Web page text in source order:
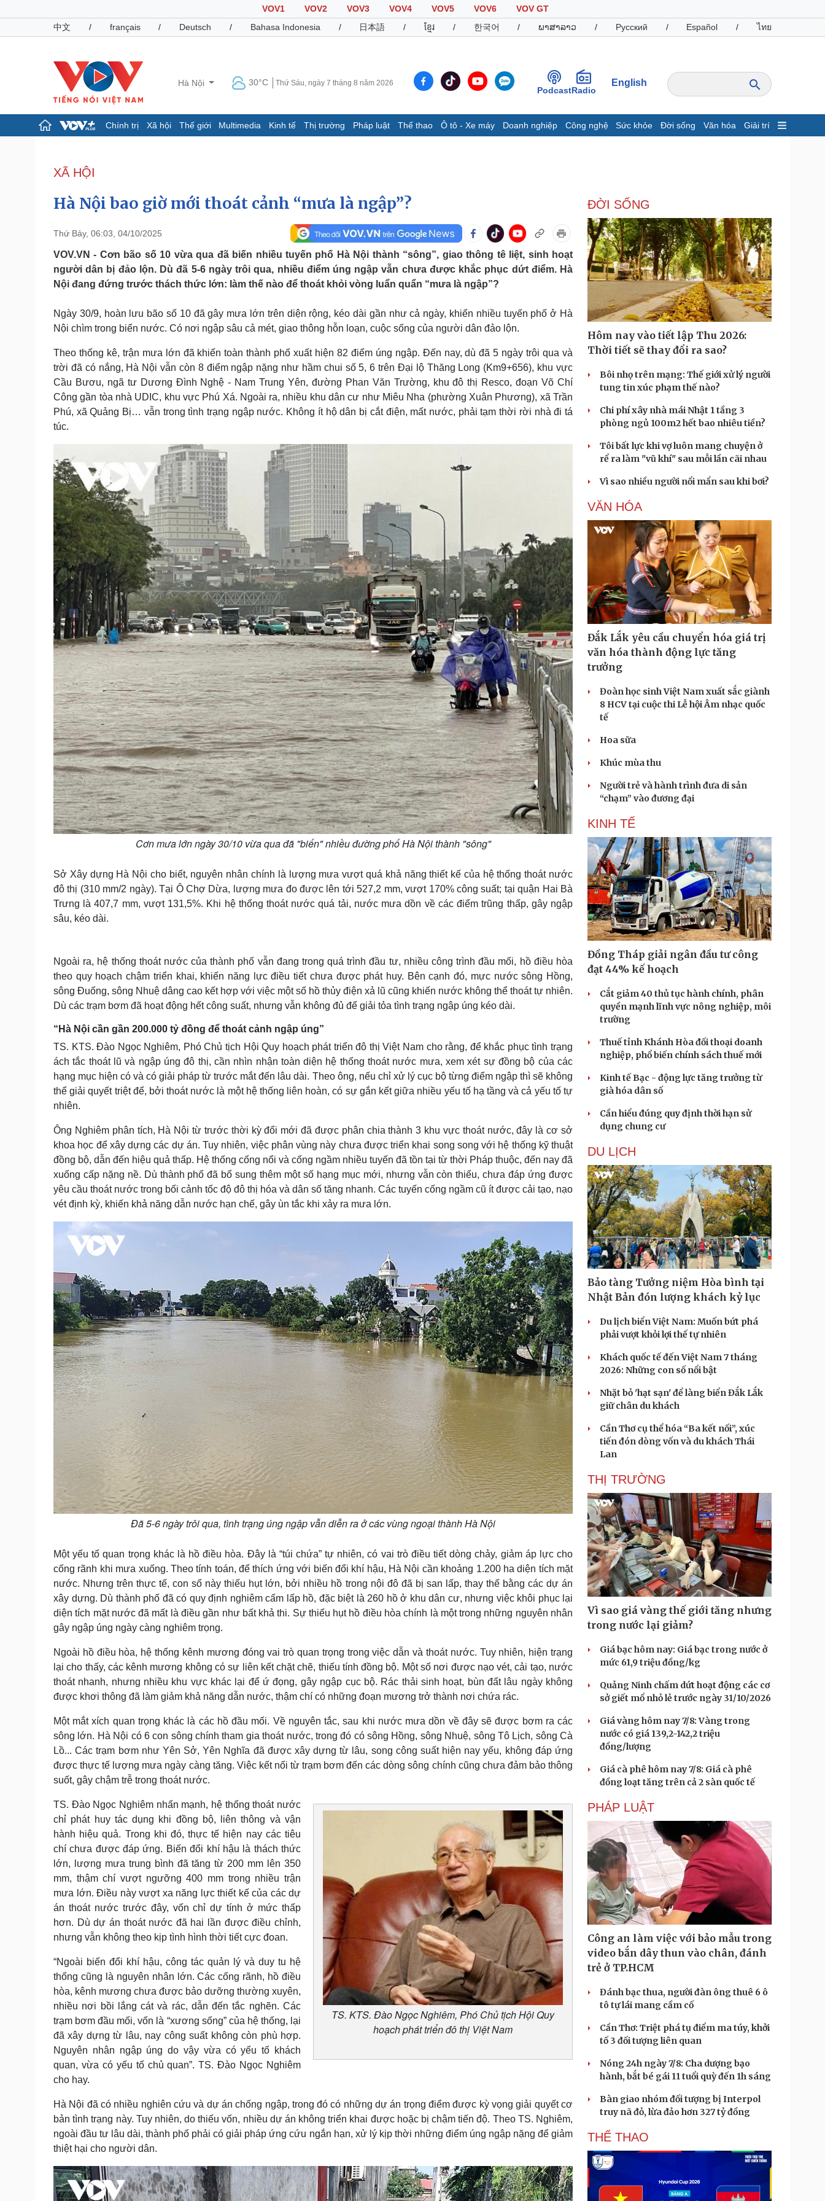
VOV1 VOV2 VOV3 VOV4 VOV5 VOV6
VOV GT
中文
/ français / Deutsch / Bahasa Indonesia / 日本語 / ខ្មែរ / 한국어 / ພາສາລາວ / Русский / Español / ไทย
Hà Nội 30°C Thứ Sáu, ngày 7 tháng 8 năm 2026
PodcastRadio
English
Chính trị Xã hội Thế giới Multimedia Kinh tế Thị trường Pháp luật Thể thao Ô tô - Xe máy Doanh nghiệp Công nghệ Sức khỏe Đời sống Văn hóa Giải trí
Đảng
Tổ chức nhân sự
Nhận diện sự thật
Dấu ấn VOV
Giá cà phê
Pháp luật
Vụ án
Tin nóng
Quân sự - Quốc phòng
Vũ khí
Việt Nam
Thể thao
Bóng đá
Lịch thi đấu bóng đá
eSports
Hậu trường
Ô tô - Xe máy
Ô tô
Xe máy
Doanh nghiệp
Thông tin doanh nghiệp
Doanh nghiệp 24h
Vì cộng đồng
Công nghệ
Sành điệu
Tin Công nghệ
Trải nghiệm
Chuyển đổi số
Dinh dưỡng - món ngon
Cây thuốc
Sản phụ khoa
Nhi khoa
Nam khoa
Làm đẹp - giảm cân
Nhà đẹp
Blog
Tình yêu - Gia đình
Sân khấu - Điện ảnh
Văn học
Âm nhạc
Di sản
Nghệ sĩ
Thời trang
Sao Việt
Tư vấn
Săn Tour
check-in
Podcast
Đọc truyện đêm khuya
Cửa sổ tình yêu
Hạt giống tâm hồn
Cải chính
XÃ HỘI
Hà Nội bao giờ mới thoát cảnh “mưa là ngập”?
Thứ Bảy, 06:03, 04/10/2025
VOV.VN - Cơn bão số 10 vừa qua đã biến nhiều tuyến phố Hà Nội thành “sông”, giao thông tê liệt, sinh hoạt
người dân bị đảo lộn. Dù đã 5-6 ngày trôi qua, nhiều điểm úng ngập vẫn chưa được khắc phục dứt điểm. Hà
Nội đang đứng trước thách thức lớn: làm thế nào để thoát khỏi vòng luẩn quẩn “mưa là ngập”?
Ngày 30/9, hoàn lưu bão số 10 đã gây mưa lớn trên diện rộng, kéo dài gần như cả ngày, khiến nhiều tuyến phố ở Hà
Nội chìm trong biển nước. Có nơi ngập sâu cả mét, giao thông hỗn loạn, cuộc sống của người dân đảo lộn.
Theo thống kê, trận mưa lớn đã khiến toàn thành phố xuất hiện 82 điểm úng ngập. Đến nay, dù đã 5 ngày trôi qua và
trời đã có nắng, Hà Nội vẫn còn 8 điểm ngập nặng như hầm chui số 5, 6 trên Đại lộ Thăng Long (Km9+656), khu vực
Cầu Bươu, ngã tư Dương Đình Nghệ - Nam Trung Yên, đường Phan Văn Trường, khu đô thị Resco, đoạn Võ Chí
Công gần tòa nhà UDIC, khu vực Phú Xá. Ngoài ra, nhiều khu dân cư như Miêu Nha (phường Xuân Phương), xã Trần
Phú, xã Quảng Bị… vẫn trong tình trạng ngập nước. Không ít hộ dân bị cắt điện, mất nước, phải tạm thời rời nhà đi tá
túc.
Cơn mưa lớn ngày 30/10 vừa qua đã "biến" nhiều đường phố Hà Nội thành "sông"
Sở Xây dựng Hà Nội cho biết, nguyên nhân chính là lượng mưa vượt quá khả năng thiết kế của hệ thống thoát nước
đô thị (310 mm/2 ngày). Tại Ô Chợ Dừa, lượng mưa đo được lên tới 527,2 mm, vượt 170% công suất; tại quận Hai Bà
Trưng là 407,7 mm, vượt 131,5%. Khi hệ thống thoát nước quá tải, nước mưa dồn về các điểm trũng thấp, gây ngập
sâu, kéo dài.
Ngoài ra, hệ thống thoát nước của thành phố vẫn đang trong quá trình đầu tư, nhiều công trình đầu mối, hồ điều hòa
theo quy hoạch chậm triển khai, khiến năng lực điều tiết chưa được phát huy. Bên cạnh đó, mực nước sông Hồng,
sông Đuống, sông Nhuệ dâng cao kết hợp với việc một số hồ thủy điện xả lũ cũng khiến nước không thể thoát tự nhiên.
Dù các trạm bơm đã hoạt động hết công suất, nhưng vẫn không đủ để giải tỏa tình trạng ngập úng kéo dài.
“Hà Nội cần gần 200.000 tỷ đồng để thoát cảnh ngập úng”
TS. KTS. Đào Ngọc Nghiêm, Phó Chủ tịch Hội Quy hoạch phát triển đô thị Việt Nam cho rằng, để khắc phục tình trạng
ách tắc thoát lũ và ngập úng đô thị, cần nhìn nhận toàn diện hệ thống thoát nước mưa, xem xét sự đồng bộ của các
hạng mục hiện có và có giải pháp từ trước mắt đến lâu dài. Theo ông, nếu chỉ xử lý cục bộ từng điểm ngập thì sẽ không
thể giải quyết triệt để, bởi thoát nước là một hệ thống liên hoàn, có sự gắn kết giữa nhiều yếu tố hạ tầng và cả yếu tố tự
nhiên.
Ông Nghiêm phân tích, Hà Nội từ trước thời kỳ đổi mới đã được phân chia thành 3 khu vực thoát nước, đây là cơ sở
khoa học để xây dựng các dự án. Tuy nhiên, việc phân vùng này chưa được triển khai song song với hệ thống kỹ thuật
đồng bộ, dẫn đến hiệu quả thấp. Hệ thống cống nổi và cống ngầm nhiều tuyến đã tồn tại từ thời Pháp thuộc, đến nay đã
xuống cấp nặng nề. Dù thành phố đã bổ sung thêm một số hạng mục mới, nhưng vẫn còn thiếu, chưa đáp ứng được
yêu cầu thoát nước trong bối cảnh tốc độ đô thị hóa và dân số tăng nhanh. Các tuyến cống ngầm cũ ít được cải tạo, nạo
vét định kỳ, khiến khả năng dẫn nước hạn chế, gây ùn tắc khi xảy ra mưa lớn.
Đã 5-6 ngày trôi qua, tình trạng úng ngập vẫn diễn ra ở các vùng ngoại thành Hà Nội
Một yếu tố quan trọng khác là hồ điều hòa. Đây là “túi chứa” tự nhiên, có vai trò điều tiết dòng chảy, giảm áp lực cho
cống rãnh khi mưa xuống. Theo tính toán, để thích ứng với biến đổi khí hậu, Hà Nội cần khoảng 1.200 ha diện tích mặt
nước. Nhưng trên thực tế, con số này thiếu hụt lớn, bởi nhiều hồ trong nội đô đã bị san lấp, thay thế bằng các dự án
xây dựng. Dù thành phố đã có quy định nghiêm cấm lấp hồ, đặc biệt là 260 hồ ở khu dân cư, nhưng việc khôi phục lại
diện tích mặt nước đã mất là điều gần như bất khả thi. Sự thiếu hụt hồ điều hòa chính là một trong những nguyên nhân
gây ngập úng ngày càng nghiêm trọng.
Ngoài hồ điều hòa, hệ thống kênh mương đóng vai trò quan trọng trong việc dẫn và thoát nước. Tuy nhiên, hiện trạng
lại cho thấy, các kênh mương không có sự liên kết chặt chẽ, thiếu tính đồng bộ. Một số nơi được nạo vét, cải tạo, nước
thoát nhanh, nhưng nhiều khu vực khác lại để ứ đọng, gây ngập cục bộ. Rác thải sinh hoạt, bùn đất lâu ngày không
được khơi thông đã làm giảm khả năng dẫn nước, thậm chí có những đoạn mương trở thành nơi chứa rác.
Một mắt xích quan trọng khác là các hồ đầu mối. Về nguyên tắc, sau khi nước mưa dồn về đây sẽ được bơm ra các
sông lớn. Hà Nội có 6 con sông chính tham gia thoát nước, trong đó có sông Hồng, sông Nhuệ, sông Tô Lịch, sông Cà
Lồ... Các trạm bơm như Yên Sở, Yên Nghĩa đã được xây dựng từ lâu, song công suất hiện nay yếu, không đáp ứng
được thực tế lượng mưa ngày càng tăng. Việc kết nối từ trạm bơm đến các dòng sông chính cũng chưa đảm bảo thông
suốt, gây chậm trễ trong thoát nước.
TS. KTS. Đào Ngọc Nghiêm, Phó Chủ tịch Hội Quy
hoạch phát triển đô thị Việt Nam
TS. Đào Ngọc Nghiêm nhấn mạnh, hệ thống thoát nước
chỉ phát huy tác dụng khi đồng bộ, liên thông và vận
hành hiệu quả. Trong khi đó, thực tế hiện nay các tiêu
chí chưa được đáp ứng. Biến đổi khí hậu là thách thức
lớn, lượng mưa trung bình đã tăng từ 200 mm lên 350
mm, thậm chí vượt ngưỡng 400 mm trong nhiều trận
mưa lớn. Điều này vượt xa năng lực thiết kế của các dự
án thoát nước trước đây, vốn chỉ dự tính ở mức thấp
hơn. Dù dự án thoát nước đã hai lần được điều chỉnh,
nhưng vẫn không theo kịp tình hình thời tiết cực đoan.
“Ngoài biến đổi khí hậu, công tác quản lý và duy tu hệ
thống cũng là nguyên nhân lớn. Các cống rãnh, hồ điều
hòa, kênh mương chưa được bảo dưỡng thường xuyên,
nhiều nơi bồi lắng cát và rác, dẫn đến tắc nghẽn. Các
trạm bơm đầu mối, vốn là “xương sống” của hệ thống, lại
đã xây dựng từ lâu, nay công suất không còn phù hợp.
Nguyên nhân ngập úng do vậy vừa có yếu tố khách
quan, vừa có yếu tố chủ quan”. TS. Đào Ngọc Nghiêm
cho hay.
Hà Nội đã có nhiều nghiên cứu và dự án chống ngập, trong đó có những dự án trọng điểm được kỳ vọng giải quyết cơ
bản tình trạng này. Tuy nhiên, do thiếu vốn, nhiều dự án không triển khai được hoặc bị chậm tiến độ. Theo TS. Nghiêm,
ngoài đầu tư lâu dài, thành phố phải có giải pháp ứng cứu ngắn hạn, xử lý kịp thời những điểm úng ngập nặng để giảm
thiệt hại cho người dân.
ĐỜI SỐNG
Hôm nay vào tiết lập Thu 2026:
Thời tiết sẽ thay đổi ra sao?
Bôi nhọ trên mạng: Thế giới xử lý người
tung tin xúc phạm thế nào?
Chi phí xây nhà mái Nhật 1 tầng 3
phòng ngủ 100m2 hết bao nhiêu tiền?
Tôi bất lực khi vợ luôn mang chuyện ở
rể ra làm "vũ khí" sau mỗi lần cãi nhau
Vì sao nhiều người nổi mẩn sau khi bơi?
VĂN HÓA
Đắk Lắk yêu cầu chuyển hóa giá trị
văn hóa thành động lực tăng
trưởng
Đoàn học sinh Việt Nam xuất sắc giành
8 HCV tại cuộc thi Lễ hội Âm nhạc quốc
tế
Hoa sữa
Khúc mùa thu
Người trẻ và hành trình đưa di sản
“chạm” vào đương đại
KINH TẾ
Đồng Tháp giải ngân đầu tư công
đạt 44% kế hoạch
Cắt giảm 40 thủ tục hành chính, phân
quyền mạnh lĩnh vực nông nghiệp, môi
trường
Thuế tỉnh Khánh Hòa đối thoại doanh
nghiệp, phổ biến chính sách thuế mới
Kinh tế Bạc - động lực tăng trưởng từ
già hóa dân số
Cần hiểu đúng quy định thời hạn sử
dụng chung cư
DU LỊCH
Bảo tàng Tưởng niệm Hòa bình tại
Nhật Bản đón lượng khách kỷ lục
Du lịch biển Việt Nam: Muốn bứt phá
phải vượt khỏi lợi thế tự nhiên
Khách quốc tế đến Việt Nam 7 tháng
2026: Những con số nổi bật
Nhặt bỏ 'hạt sạn' để làng biển Đắk Lắk
giữ chân du khách
Cần Thơ cụ thể hóa “Ba kết nối”, xúc
tiến đón dòng vốn và du khách Thái
Lan
THỊ TRƯỜNG
Vì sao giá vàng thế giới tăng nhưng
trong nước lại giảm?
Giá bạc hôm nay: Giá bạc trong nước ở
mức 61,9 triệu đồng/kg
Quảng Ninh chấm dứt hoạt động các cơ
sở giết mổ nhỏ lẻ trước ngày 31/10/2026
Giá vàng hôm nay 7/8: Vàng trong
nước có giá 139,2-142,2 triệu
đồng/lượng
Giá cà phê hôm nay 7/8: Giá cà phê
đồng loạt tăng trên cả 2 sàn quốc tế
PHÁP LUẬT
Công an làm việc với bảo mẫu trong
video bắn dây thun vào chân, đánh
trẻ ở TP.HCM
Đánh bạc thua, người đàn ông thuê 6 ô
tô tự lái mang cầm cố
Cần Thơ: Triệt phá tụ điểm ma túy, khởi
tố 3 đối tượng liên quan
Nóng 24h ngày 7/8: Cha dượng bạo
hành, bắt bé gái 11 tuổi quỳ đến 1h sáng
Bàn giao nhóm đối tượng bị Interpol
truy nã đỏ, lừa đảo hơn 327 tỷ đồng
THỂ THAO